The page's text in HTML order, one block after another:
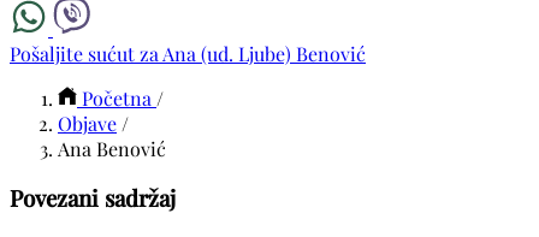
Pošaljite sućut za Ana (ud. Ljube) Benović
Početna /
Objave /
Ana Benović
Povezani sadržaj